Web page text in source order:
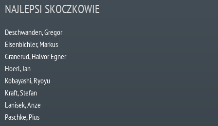
NAJLEPSI SKOCZKOWIE
Deschwanden, Gregor
Eisenbichler, Markus
Granerud, Halvor Egner
Hoerl, Jan
Kobayashi, Ryoyu
Kraft, Stefan
Lanisek, Anze
Paschke, Pius